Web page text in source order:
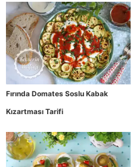
Fırında Domates Soslu Kabak
Kızartması Tarifi